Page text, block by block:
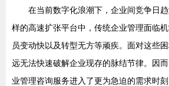
在当前数字化浪潮下，企业间竞争日
样的高速扩张平台中，传统企业管理面临
员变动快以及转型无方等顽疾。面对这些
远无法快速破解企业现存的脉结节律。因
业管理咨询服务进入了更为急迫的需求时